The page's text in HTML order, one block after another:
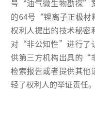
号“油气微生物勘探”
的64号“锂离子正极材
权利人提出的技术秘密
对“非公知性”进行了
供第三方机构出具的“
检索报告或者提供其他
轻了权利人的举证责任。